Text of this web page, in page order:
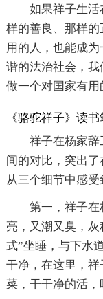
如果祥子生
样的善良、那样
用的人，也能成
谐的法治社会，我
做一个对国家有用
《骆驼祥子》读书
祥子在杨家辞
间的对比，突出
从三个细节中感受
第一，祥子
亮，又潮又臭，
式”坐睡，与下水
干净，在这里，
菜，干干净的活，